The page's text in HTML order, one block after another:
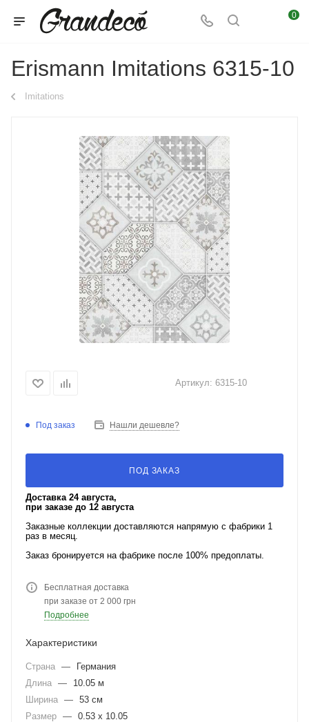
0
Erismann Imitations 6315-10
Imitations
Артикул: 6315-10
Под заказ Нашли дешевле?
ПОД ЗАКАЗ
Доставка 24 августа,
при заказе до 12 августа
Заказные коллекции доставляются напрямую с фабрики 1
раз в месяц.
Заказ бронируется на фабрике после 100% предоплаты.
Бесплатная доставка
при заказе от 2 000 грн
Подробнее
Характеристики
Страна —
Германия
Длина —
10.05 м
Ширина — 53 см
Размер — 0.53 x 10.05